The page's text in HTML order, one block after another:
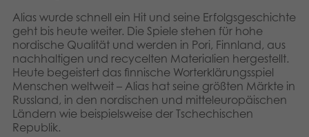
Alias ​​wurde schnell ein Hit und seine Erfolgsgeschichte
geht bis heute weiter. Die Spiele stehen für hohe
nordische Qualität und werden in Pori, Finnland, aus
nachhaltigen und recycelten Materialien hergestellt.
Heute begeistert das finnische Worterklärungsspiel
Menschen weltweit – Alias ​​hat seine größten Märkte in
Russland, in den nordischen und mitteleuropäischen
Ländern wie beispielsweise der Tschechischen
Republik.